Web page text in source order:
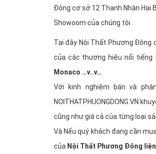
Đông cơ sở 12 Thanh Nhàn Hai
Showoom của chúng tôi .
Tại đây Nội Thất Phương Đông
của các thương hiệu nổi
Monaco …v..v…
Với kinh nghiệm bán và
NOITHATPHUONGDONG.VN
cũng như giá cả của từng loại
Và Nếu quý khách đang cần
của Nội Thất Phương Đông